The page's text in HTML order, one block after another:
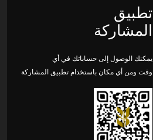
تطبيق
المشاركة
يمكنك الوصول إلى حساباتك في أي
وقت ومن أي مكان باستخدام تطبيق المشاركة